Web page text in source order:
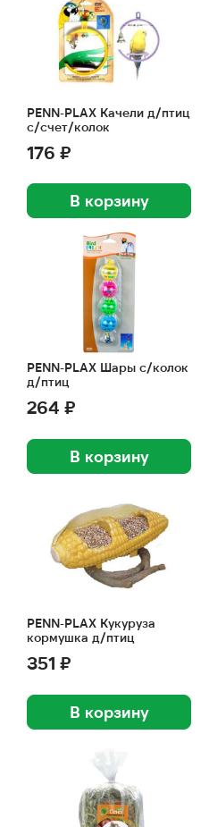
PENN-PLAX Качели д/птиц
с/счет/колок
176 ₽
В корзину
PENN-PLAX Шары с/колок
д/птиц
264 ₽
В корзину
PENN-PLAX Кукуруза
кормушка д/птиц
351 ₽
В корзину